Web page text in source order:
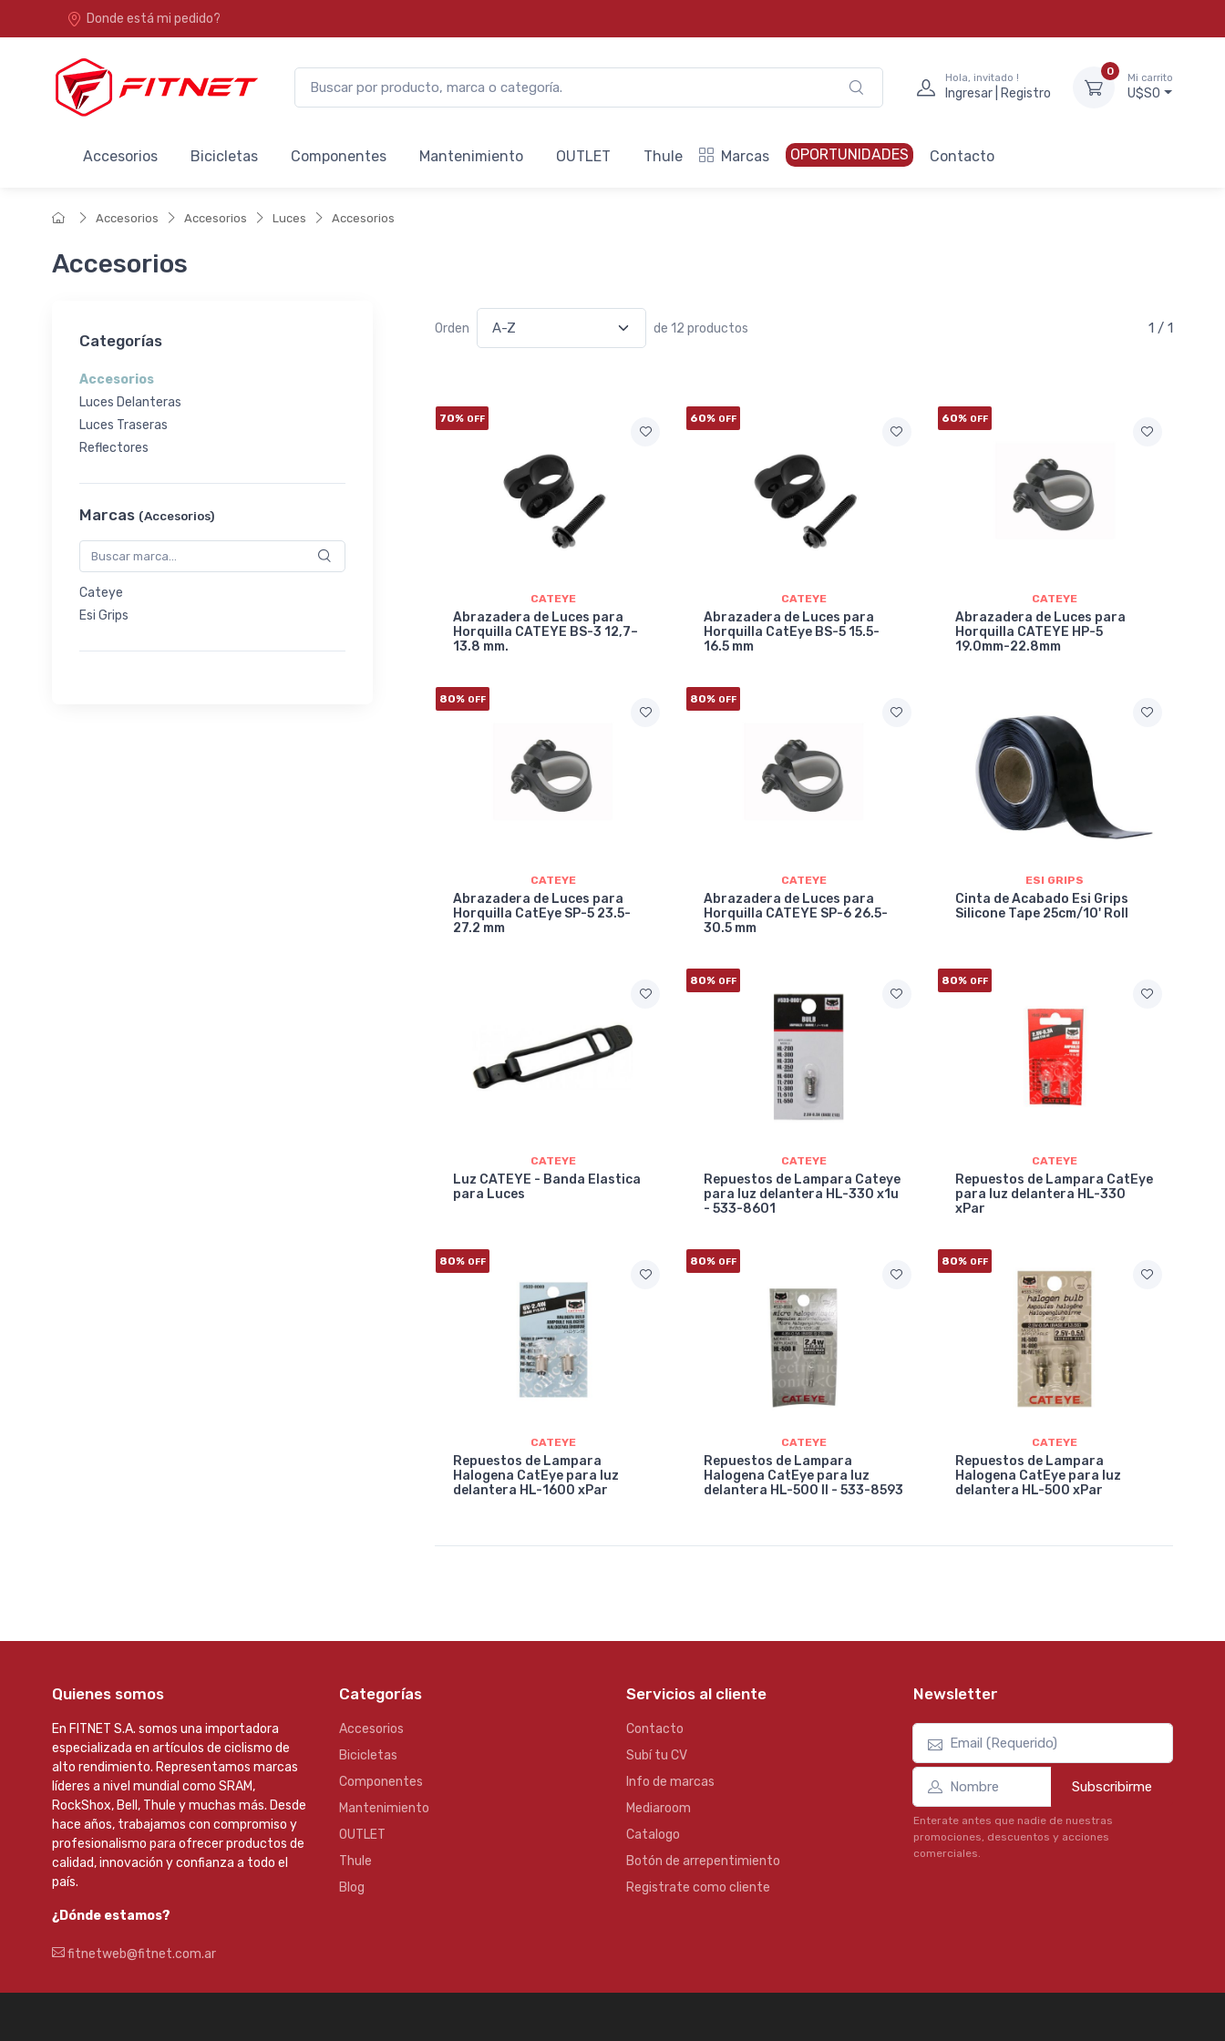
Donde está mi pedido?
Hola, invitado !
Ingresar | Registro
0
Mi carrito
U$S0
Accesorios Bicicletas Componentes Mantenimiento OUTLET Thule Marcas OPORTUNIDADES Contacto
Accesorios Accesorios Luces Accesorios
Accesorios
Categorías
Accesorios
Luces Delanteras
Luces Traseras
Reflectores
Marcas (Accesorios)
Cateye
Esi Grips
Orden de 12 productos 1 / 1
70% OFF
CATEYE
Abrazadera de Luces para
Horquilla CATEYE BS-3 12,7–
13.8 mm.
60% OFF
CATEYE
Abrazadera de Luces para
Horquilla CatEye BS-5 15.5-
16.5 mm
60% OFF
CATEYE
Abrazadera de Luces para
Horquilla CATEYE HP-5
19.0mm-22.8mm
80% OFF
CATEYE
Abrazadera de Luces para
Horquilla CatEye SP-5 23.5-
27.2 mm
80% OFF
CATEYE
Abrazadera de Luces para
Horquilla CATEYE SP-6 26.5-
30.5 mm
ESI GRIPS
Cinta de Acabado Esi Grips
Silicone Tape 25cm/10' Roll
CATEYE
Luz CATEYE - Banda Elastica
para Luces
80% OFF
CATEYE
Repuestos de Lampara Cateye
para luz delantera HL-330 x1u
- 533-8601
80% OFF
CATEYE
Repuestos de Lampara CatEye
para luz delantera HL-330
xPar
80% OFF
CATEYE
Repuestos de Lampara
Halogena CatEye para luz
delantera HL-1600 xPar
80% OFF
CATEYE
Repuestos de Lampara
Halogena CatEye para luz
delantera HL-500 II - 533-8593
80% OFF
CATEYE
Repuestos de Lampara
Halogena CatEye para luz
delantera HL-500 xPar
Quienes somos
En FITNET S.A. somos una importadora
especializada en artículos de ciclismo de
alto rendimiento. Representamos marcas
líderes a nivel mundial como SRAM,
RockShox, Bell, Thule y muchas más. Desde
hace años, trabajamos con compromiso y
profesionalismo para ofrecer productos de
calidad, innovación y confianza a todo el
país.
¿Dónde estamos?
fitnetweb@fitnet.com.ar
Categorías
Accesorios
Bicicletas
Componentes
Mantenimiento
OUTLET
Thule
Blog
Servicios al cliente
Contacto
Subí tu CV
Info de marcas
Mediaroom
Catalogo
Botón de arrepentimiento
Registrate como cliente
Newsletter
Subscribirme
Enterate antes que nadie de nuestras
promociones, descuentos y acciones
comerciales.